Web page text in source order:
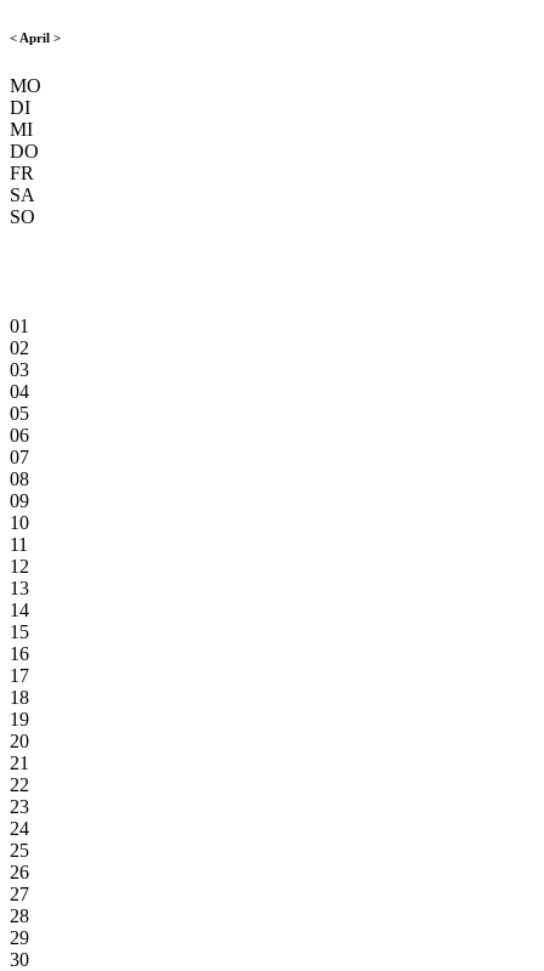
< April >
MO
DI
MI
DO
FR
SA
SO
01
02
03
04
05
06
07
08
09
10
11
12
13
14
15
16
17
18
19
20
21
22
23
24
25
26
27
28
29
30